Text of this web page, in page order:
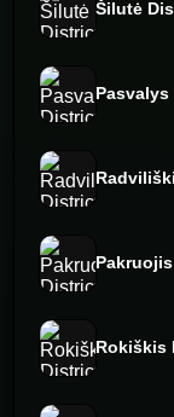
Šilutė
Rokiškis